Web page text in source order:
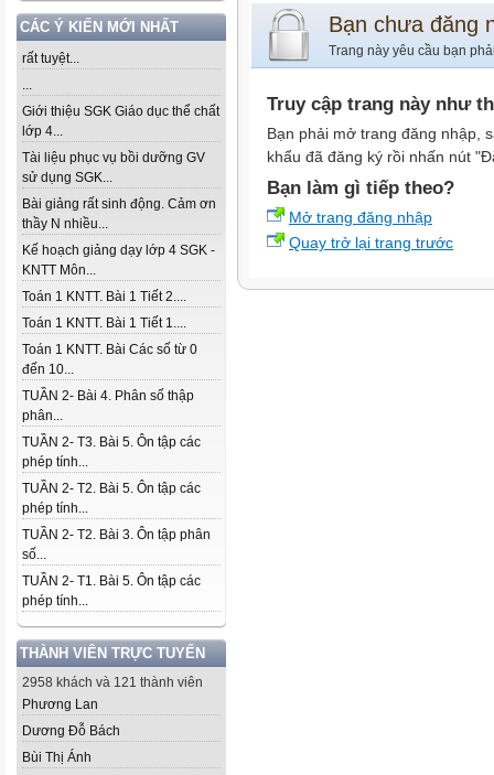
CÁC Ý KIẾN MỚI NHẤT
rất tuyệt...
...
Giới thiệu SGK Giáo dục thể chất
lớp 4...
Tài liệu phục vụ bồi dưỡng GV
sử dụng SGK...
Bài giảng rất sinh động. Cảm ơn
thầy N nhiều...
Kế hoạch giảng dạy lớp 4 SGK -
KNTT Môn...
Toán 1 KNTT. Bài 1 Tiết 2....
Toán 1 KNTT. Bài 1 Tiết 1....
Toán 1 KNTT. Bài Các số từ 0
đến 10...
TUẦN 2- Bài 4. Phân số thập
phân...
TUẦN 2- T3. Bài 5. Ôn tập các
phép tính...
TUẦN 2- T2. Bài 5. Ôn tập các
phép tính...
TUẦN 2- T2. Bài 3. Ôn tập phân
số...
TUẦN 2- T1. Bài 5. Ôn tập các
phép tính...
THÀNH VIÊN TRỰC TUYẾN
2958 khách và 121 thành viên
Phương Lan
Dương Đỗ Bách
Bùi Thị Ánh
Bạn chưa đăng
Trang này yêu cầu bạn
Truy cập trang này như
Bạn phải mở trang đăng nhập,
khẩu đã đăng ký rồi nhấn nút
Bạn làm gì tiếp theo?
Mở trang đăng nhập
Quay trở lại trang trước